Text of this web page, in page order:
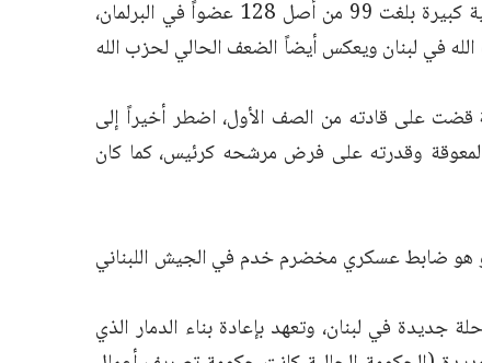
الثاني) قائد الجيش جوزيف عون رئيساً للبنان بأغلبية كبيرة بلغت 99 من أصل 128 عضواً في البرلمان،
في لبنان ويعكس أيضاً الضعف الحالي لحزب الله
قضت على قادته من الصف الأول، اضطر أخيراً إلى
المعوقة وقدرته على فرض مرشحه كرئيس، كما كان
هو ضابط عسكري مخضرم خدم في الجيش اللبناني
في لبنان، وتعهد بإعادة بناء الدمار الذي